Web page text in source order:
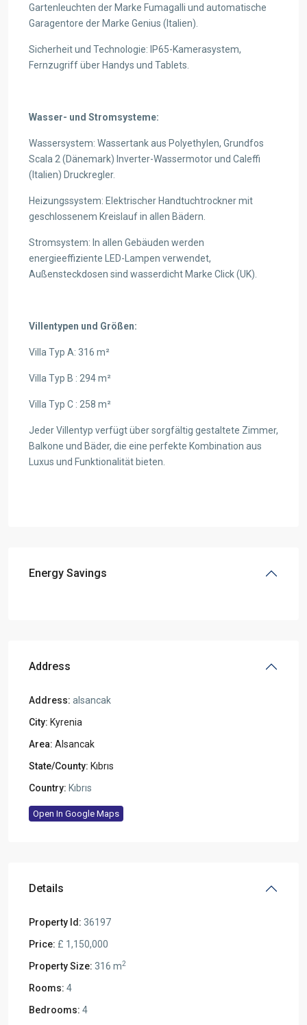
Gartenleuchten der Marke Fumagalli und automatische
Garagentore der Marke Genius (Italien).
Sicherheit und Technologie: IP65-Kamerasystem,
Fernzugriff über Handys und Tablets.
Wasser- und Stromsysteme:
Wassersystem: Wassertank aus Polyethylen, Grundfos
Scala 2 (Dänemark) Inverter-Wassermotor und Caleffi
(Italien) Druckregler.
Heizungssystem: Elektrischer Handtuchtrockner mit
geschlossenem Kreislauf in allen Bädern.
Stromsystem: In allen Gebäuden werden
energieeffiziente LED-Lampen verwendet,
Außensteckdosen sind wasserdicht Marke Click (UK).
Villentypen und Größen:
Villa Typ A: 316 m²
Villa Typ B : 294 m²
Villa Typ C : 258 m²
Jeder Villentyp verfügt über sorgfältig gestaltete Zimmer,
Balkone und Bäder, die eine perfekte Kombination aus
Luxus und Funktionalität bieten.
Energy Savings
Address
Address: alsancak
City: Kyrenia
Area: Alsancak
State/County: Kıbrıs
Country: Kıbrıs
Open In Google Maps
Details
Property Id: 36197
Price: £ 1,150,000
Property Size: 316 m2
Rooms: 4
Bedrooms: 4